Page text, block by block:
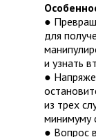
●
для
и узнать
●
из трех
минимуму
● Вопрос